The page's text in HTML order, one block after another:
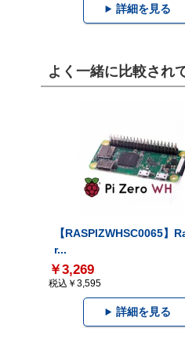
詳細を見る
よく一緒に比較され
【RASPIZWHSC0065】
r...
￥3,269
税込￥3,595
詳細を見る